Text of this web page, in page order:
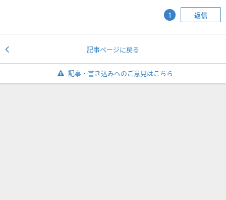
返信
1
記事ページに戻る
記事・書き込みへのご意見はこちら